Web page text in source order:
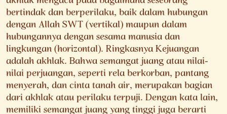
bertindak dan berperilaku, baik dalam hubungan
dengan Allah SWT (vertikal) maupun dalam
hubungannya dengan sesama manusia dan
lingkungan (horizontal). Ringkasnya Kejuangan
adalah akhlak. Bahwa semangat juang atau nilai-
nilai perjuangan, seperti rela berkorban, pantang
menyerah, dan cinta tanah air, merupakan bagian
dari akhlak atau perilaku terpuji. Dengan kata lain,